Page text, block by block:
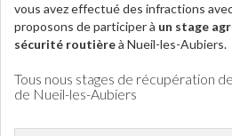
vous avez effectué des infractions
proposons de participer à un stage
sécurité routièreà Nueil-les-Aubiers.
Tous nous stages de récupération
de Nueil-les-Aubiers